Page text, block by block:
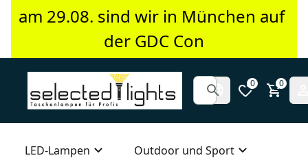
am 29.08. sind wir in München auf
der GDC Con
0 0
LED-Lampen
Outdoor und Sport